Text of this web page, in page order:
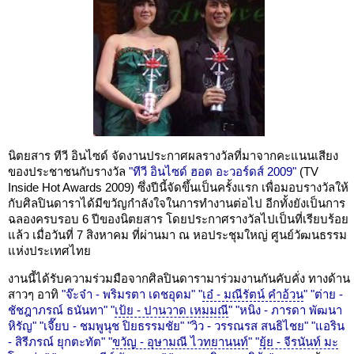
นิตยสาร ทีวี อินไซด์ จัดงานประกาศผลรางวัลที่มาจากคะแนนเสียง
ของประชาชนกับรางวัล "ทีวี อินไซด์ ฮอต อะวอร์ดส์ 2009" (TV
Inside Hot Awards 2009) ซึ่งปีนี้จัดขึ้นเป็นครั้งแรก เพื่อมอบรางวัลให้
กับศิลปินดาราได้มีขวัญกำลังใจในการทำงานต่อไป อีกทั้งยังเป็นการ
ฉลองครบรอบ 6 ปีของนิตยสาร โดยประกาศรางวัลไปเป็นที่เรียบร้อย
แล้ว เมื่อวันที่ 7 สิงหาคม ที่ผ่านมา ณ หอประชุมใหญ่ ศูนย์วัฒนธรรม
แห่งประเทศไทย
งานนี้ได้รับความร่วมมือจากศิลปินดารามาร่วมงานกันคับคั่ง ทางด้าน
สาวๆ อาทิ "จ๊ะจ๋า - พริมรตา เดชอุดม" "เอ๋ - มณีรัตน์ คำอ้วน" "ต่าย -
ชัชฎาภรณ์ ธนันทา" "เป้ย - ปานวาด เหมมณี" "หนิง - ภารดา พัฒนา
หิรัญ" "เจี๊ยบ - ชมพูนุช ปิยธรรมชัย" "วิว - วรรณรส สนธิไชย" "แอริน
- สิรีภรณ์ ยุกตะทัต" "ขวัญ - อุษามณี ไวทยานนท์" "ยุ้ย - จีรนันท์ มะ